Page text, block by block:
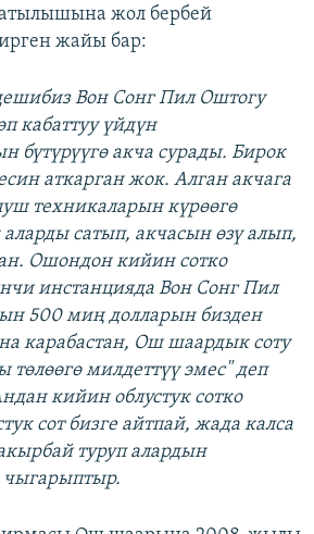
жол бербей
жайы бар:
Вон Сонг Пил Оштогу
кабаттуу үйдүн
бүтүрүүгө акча сурады. Бирок
аткарган жок. Алган акчага
техникаларын күрөөгө
сатып, акчасын өзү алып,
Ошондон кийин сотко
инстанцияда Вон Сонг Пил
500 миң долларын бизден
карабастан, Ош шаардык соту
төлөөгө милдеттүү эмес" деп
кийин облустук сотко
сот бизге айтпай, жада калса
туруп алардын